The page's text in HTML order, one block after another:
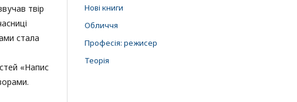
твір
стала
«Напис
Нові книги
Обличчя
Професія: режисер
Теорія